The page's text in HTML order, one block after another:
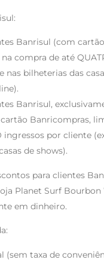
Banrisul (com
compra de até
nas bilheterias das
Banrisul,
Banricompras,
ingressos por cliente
de shows).
para clientes
Planet Surf Bourbon
em dinheiro.
(sem taxa de